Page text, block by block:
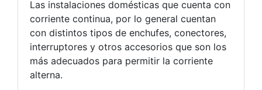
Las instalaciones domésticas que cuenta con
corriente continua, por lo general cuentan
con distintos tipos de enchufes, conectores,
interruptores y otros accesorios que son los
más adecuados para permitir la corriente
alterna.